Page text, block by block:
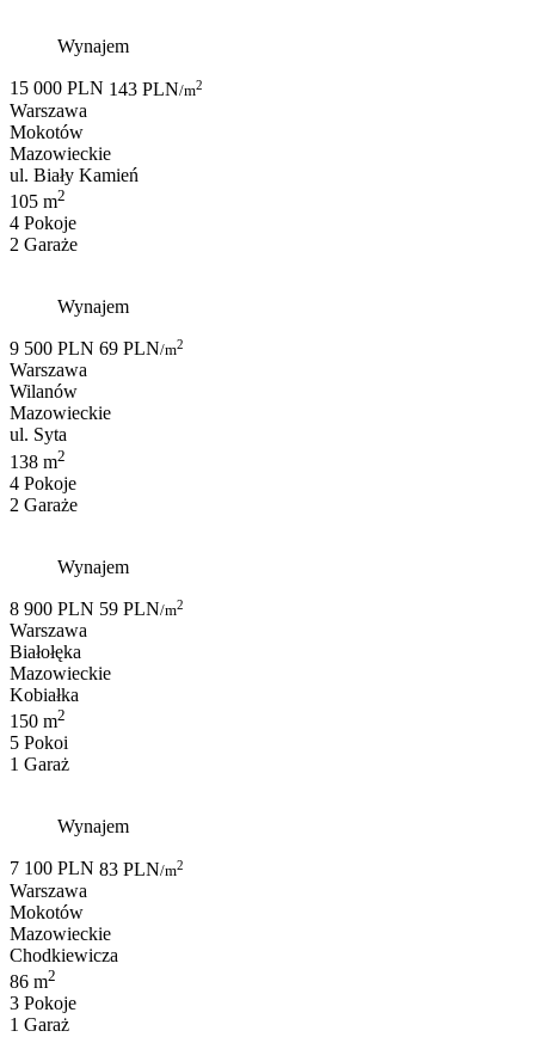
Wynajem
15 000 PLN 143 PLN/m2
Warszawa
Mokotów
Mazowieckie
ul. Biały Kamień
105 m2
4 Pokoje
2 Garaże
Wynajem
9 500 PLN 69 PLN/m2
Warszawa
Wilanów
Mazowieckie
ul. Syta
138 m2
4 Pokoje
2 Garaże
Wynajem
8 900 PLN 59 PLN/m2
Warszawa
Białołęka
Mazowieckie
Kobiałka
150 m2
5 Pokoi
1 Garaż
Wynajem
7 100 PLN 83 PLN/m2
Warszawa
Mokotów
Mazowieckie
Chodkiewicza
86 m2
3 Pokoje
1 Garaż